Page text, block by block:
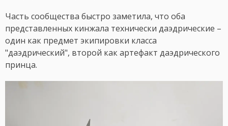
Часть сообщества быстро заметила, что оба
представленных кинжала технически даэдрические –
один как предмет экипировки класса
"даэдрический", второй как артефакт даэдрического
принца.